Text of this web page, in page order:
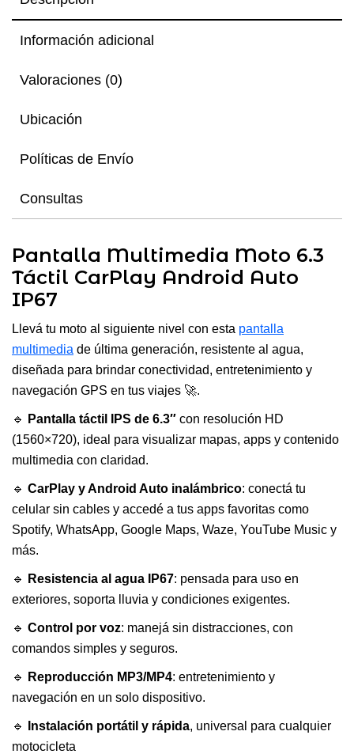
Información adicional
Valoraciones (0)
Ubicación
Políticas de Envío
Consultas
Pantalla Multimedia Moto 6.3
Táctil CarPlay Android Auto
IP67
Llevá tu moto al siguiente nivel con esta pantalla
multimedia de última generación, resistente al agua,
diseñada para brindar conectividad, entretenimiento y
navegación GPS en tus viajes 🚀.
🔹 Pantalla táctil IPS de 6.3″ con resolución HD
(1560×720), ideal para visualizar mapas, apps y contenido
multimedia con claridad.
🔹 CarPlay y Android Auto inalámbrico: conectá tu
celular sin cables y accedé a tus apps favoritas como
Spotify, WhatsApp, Google Maps, Waze, YouTube Music y
más.
🔹 Resistencia al agua IP67: pensada para uso en
exteriores, soporta lluvia y condiciones exigentes.
🔹 Control por voz: manejá sin distracciones, con
comandos simples y seguros.
🔹 Reproducción MP3/MP4: entretenimiento y
navegación en un solo dispositivo.
🔹 Instalación portátil y rápida, universal para cualquier
motocicleta